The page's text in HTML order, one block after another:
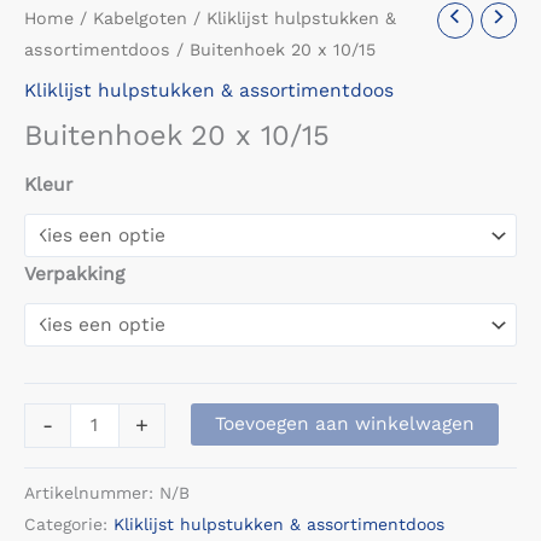
Home / Kabelgoten / Kliklijst hulpstukken &
assortimentdoos / Buitenhoek 20 x 10/15
Kliklijst hulpstukken & assortimentdoos
Buitenhoek 20 x 10/15
Kleur
Verpakking
-
Buitenhoek
+ Toevoegen aan winkelwagen
Artikelnummer: N/B
Categorie: Kliklijst hulpstukken & assortimentdoos